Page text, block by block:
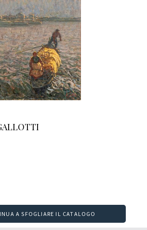
A SFOGLIARE IL CATALOGO